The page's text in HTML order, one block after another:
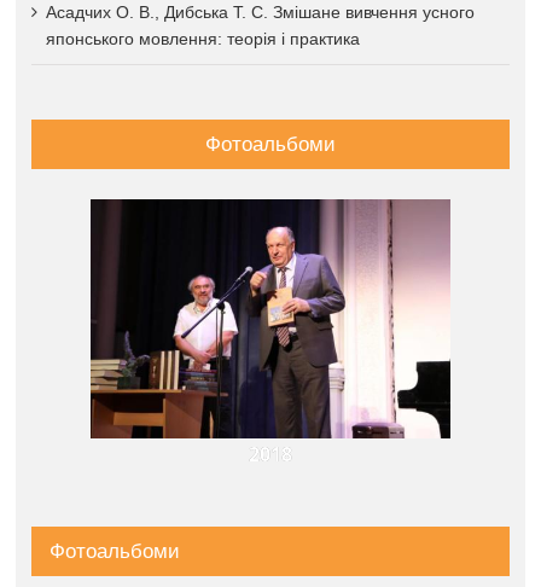
Асадчих О. В., Дибська Т. С. Змішане вивчення усного
японського мовлення: теорія і практика
Фотоальбоми
2018
Фотоальбоми